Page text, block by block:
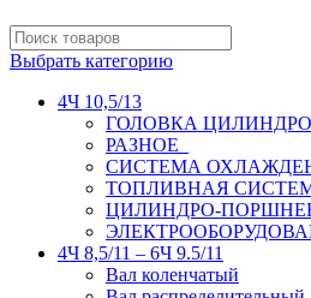
Выбрать категорию
4Ч 10,5/13
ГОЛОВКА
РАЗНОЕ
СИСТЕМА
ТОПЛИВНАЯ
ЦИЛИНДРО-
4Ч 8,5/11 – 6Ч 9.5/11
Вал коленчатый